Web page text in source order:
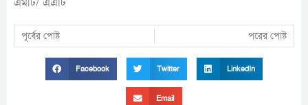
পূর্বের পোষ্ট পরের পোষ্ট
Facebook Twitter LinkedIn
Email